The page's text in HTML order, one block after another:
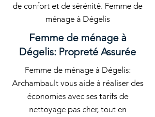
de confort et de sérénité. Femme de
ménage à Dégelis
Femme de ménage à
Dégelis: Propreté Assurée
Femme de ménage à Dégelis:
Archambault vous aide à réaliser des
économies avec ses tarifs de
nettoyage pas cher, tout en